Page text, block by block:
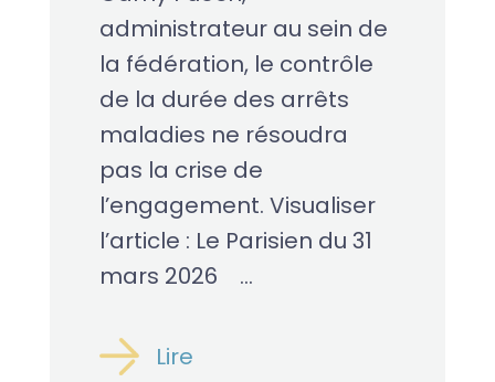
administrateur au sein de
la fédération, le contrôle
de la durée des arrêts
maladies ne résoudra
pas la crise de
l’engagement. Visualiser
l’article : Le Parisien du 31
mars 2026 ...
Lire